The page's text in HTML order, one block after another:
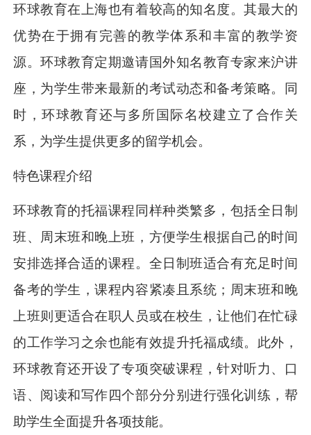
环球教育在上海也有着较高的知名度。其最大的
优势在于拥有完善的教学体系和丰富的教学资
源。环球教育定期邀请国外知名教育专家来沪讲
座，为学生带来最新的考试动态和备考策略。同
时，环球教育还与多所国际名校建立了合作关
系，为学生提供更多的留学机会。
特色课程介绍
环球教育的托福课程同样种类繁多，包括全日制
班、周末班和晚上班，方便学生根据自己的时间
安排选择合适的课程。全日制班适合有充足时间
备考的学生，课程内容紧凑且系统；周末班和晚
上班则更适合在职人员或在校生，让他们在忙碌
的工作学习之余也能有效提升托福成绩。此外，
环球教育还开设了专项突破课程，针对听力、口
语、阅读和写作四个部分分别进行强化训练，帮
助学生全面提升各项技能。